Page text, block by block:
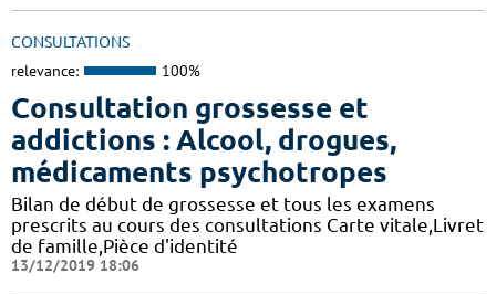
CONSULTATIONS
relevance: 100%
Consultation grossesse et
addictions : Alcool, drogues,
médicaments psychotropes
Bilan de début de grossesse et tous les examens
prescrits au cours des consultations Carte vitale,Livret
de famille,Pièce d'identité
13/12/2019 18:06